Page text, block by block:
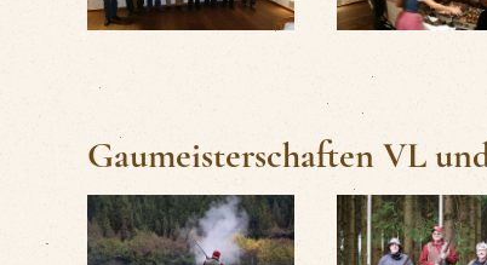
Gaumeisterschaften VL